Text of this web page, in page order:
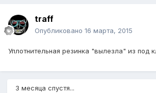
traff
Опубликовано 16 марта, 2015
Уплотнительная резинка "вылезла" из под
3 месяца спустя...